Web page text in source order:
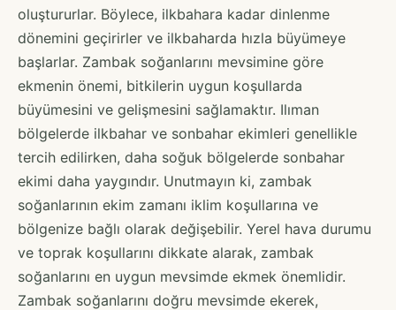
oluştururlar. Böylece, ilkbahara kadar dinlenme
dönemini geçirirler ve ilkbaharda hızla büyümeye
başlarlar. Zambak soğanlarını mevsimine göre
ekmenin önemi, bitkilerin uygun koşullarda
büyümesini ve gelişmesini sağlamaktır. Ilıman
bölgelerde ilkbahar ve sonbahar ekimleri genellikle
tercih edilirken, daha soğuk bölgelerde sonbahar
ekimi daha yaygındır. Unutmayın ki, zambak
soğanlarının ekim zamanı iklim koşullarına ve
bölgenize bağlı olarak değişebilir. Yerel hava durumu
ve toprak koşullarını dikkate alarak, zambak
soğanlarını en uygun mevsimde ekmek önemlidir.
Zambak soğanlarını doğru mevsimde ekerek,